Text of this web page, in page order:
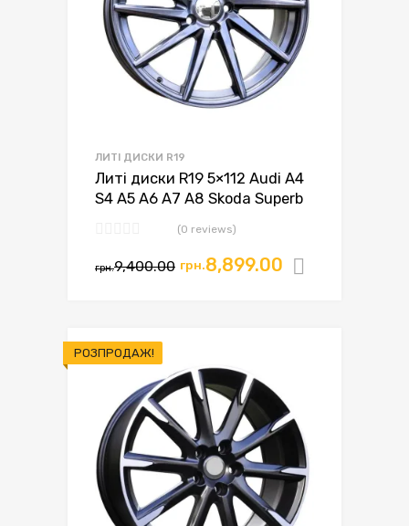
ЛИТІ ДИСКИ R19
Литі диски R19 5×112 Audi A4
S4 A5 A6 A7 A8 Skoda Superb
(0 reviews)
грн.9,400.00 грн.8,899.00
РОЗПРОДАЖ!